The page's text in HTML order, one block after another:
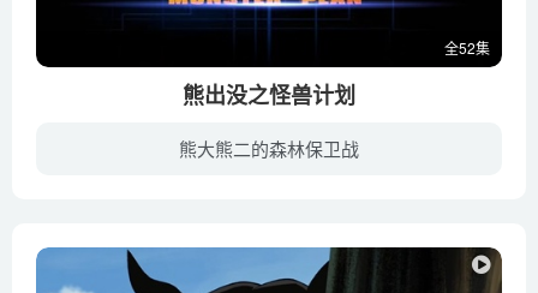
全52集
熊出没之怪兽计划
熊大熊二的森林保卫战